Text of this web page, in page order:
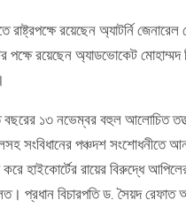
রাষ্ট্রপক্ষে রয়েছেন অ্যাটর্নি
পক্ষে রয়েছেন অ্যাডভোকেট মোহাম্মদ
১৩ নভেম্বর বহুল আলোচিত
সংবিধানের পঞ্চদশ সংশোধনীতে
হাইকোর্টের রায়ের বিরুদ্ধে
প্রধান বিচারপতি ড. সৈয়দ রেফাত